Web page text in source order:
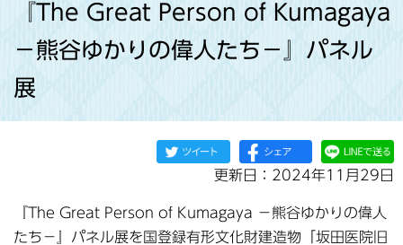
『The Great Person of Kumagaya
－熊谷ゆかりの偉人たち－』パネル
展
更新日：2024年11月29日
『The Great Person of Kumagaya －熊谷ゆかりの偉人
たち－』パネル展を国登録有形文化財建造物「坂田医院旧